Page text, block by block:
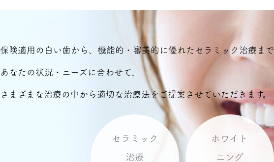
保険適用の白い歯から、機能的・審美的に優れたセラミック治療まで
あなたの状況・ニーズに合わせて、
さまざまな治療の中から適切な治療法をご提案させていただきます。
セラミック
治療
ホワイト
ニング